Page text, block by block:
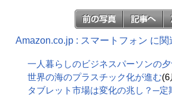
Amazon.co.jp : スマートフォン に関
一人暮らしのビジネスパーソンの夕
世界の海のプラスチック化が進む(6
タブレット市場は変化の兆し？─定